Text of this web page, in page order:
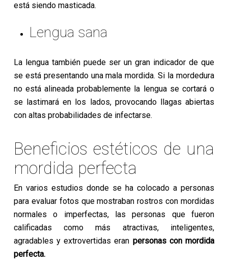
está siendo masticada.
Lengua sana
La lengua también puede ser un gran indicador de que
se está presentando una mala mordida. Si la mordedura
no está alineada probablemente la lengua se cortará o
se lastimará en los lados, provocando llagas abiertas
con altas probabilidades de infectarse.
Beneficios estéticos de una
mordida perfecta
En varios estudios donde se ha colocado a personas
para evaluar fotos que mostraban rostros con mordidas
normales o imperfectas, las personas que fueron
calificadas como más atractivas, inteligentes,
agradables y extrovertidas eran personas con mordida
perfecta.